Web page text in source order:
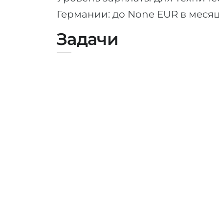
Германии: до None EUR в
Задачи